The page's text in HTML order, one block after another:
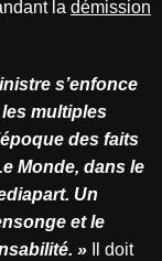
la démission
s’enfonce
multiples
des faits
Monde, dans le
Un
et le
»
Il doit